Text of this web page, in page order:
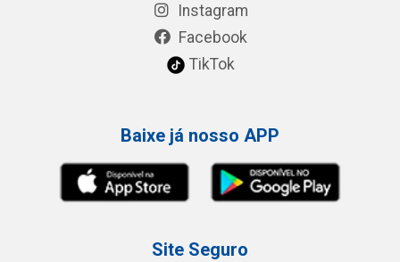
Instagram
Facebook
TikTok
Baixe já nosso APP
Site Seguro